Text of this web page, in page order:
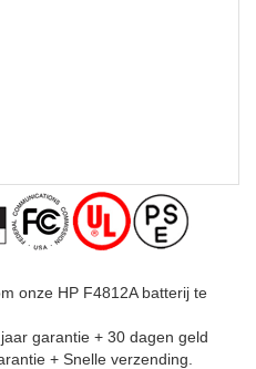
onze HP F4812A batterij te
garantie + 30 dagen geld
+ Snelle verzending.